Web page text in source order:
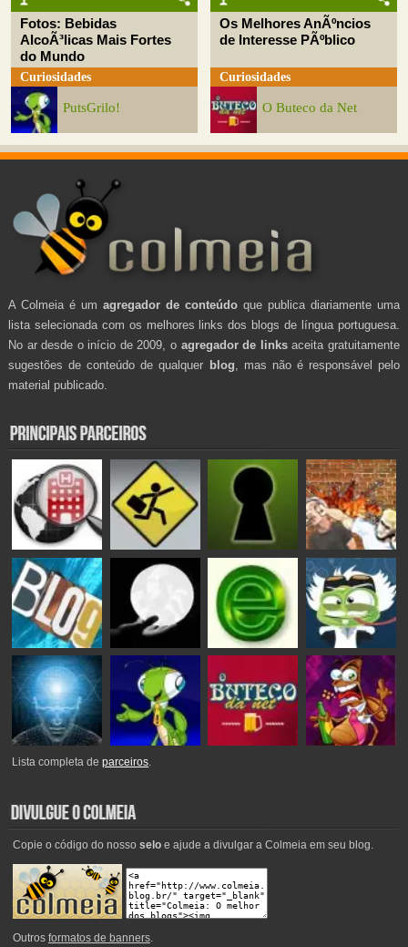
Fotos: Bebidas
AlcoÃ³licas Mais Fortes
do Mundo
Curiosidades
PutsGrilo!
Os Melhores AnÃºncios
de Interesse PÃºblico
Curiosidades
O Buteco da Net
A Colmeia é um agregador de conteúdo que publica diariamente uma
lista selecionada com os melhores links dos blogs de língua portuguesa.
No ar desde o início de 2009, o agregador de linksaceita gratuitamente
sugestões de conteúdo de qualquer blog , mas não é responsável pelo
material publicado.
Lista completa deparceiros.
Copie o código do nosso seloe ajude a divulgar a Colmeia em seu blog.
Outros formatos de banners.